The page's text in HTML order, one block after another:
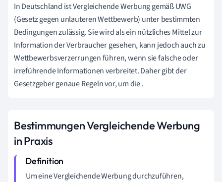
In Deutschland ist Vergleichende Werbung gemäß UWG
(Gesetz gegen unlauteren Wettbewerb) unter bestimmten
Bedingungen zulässig. Sie wird als ein nützliches Mittel zur
Information der Verbraucher gesehen, kann jedoch auch zu
Wettbewerbsverzerrungen führen, wenn sie falsche oder
irreführende Informationen verbreitet. Daher gibt der
Gesetzgeber genaue Regeln vor, um die .
Bestimmungen Vergleichende Werbung
in Praxis
Um eine Vergleichende Werbung durchzuführen,